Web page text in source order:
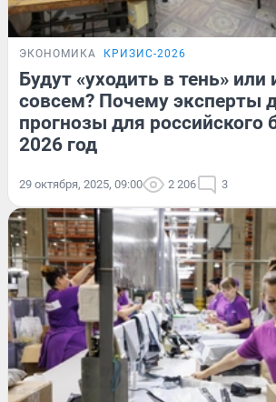
ЭКОНОМИКА КРИЗИС-2026
Будут «уходить в тень» или
совсем? Почему эксперты
прогнозы для российского
2026 год
29 октября, 2025, 09:00 2 206 3